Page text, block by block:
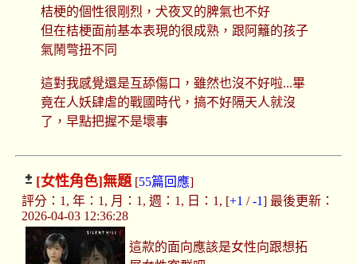
桔梗的個性很剛烈，犬夜叉的脾氣也不好
但在桔梗面前基本表現的很成熟，跟阿籬的孩子
氣鬧彆扭不同
這對我感覺還是互舔傷口，雖然也沒不好啦...畢
竟在人妖肆虐的戰國時代，搞不好隔天人就沒
了，早點把握不是壞事
[女性角色]無題[55篇回應]
評分：1, 年：1, 月：1, 週：1, 日：1, [+1 /-1] 最後更新：
2026-04-03 12:36:28
這款的面向應該是女性向跟想拓